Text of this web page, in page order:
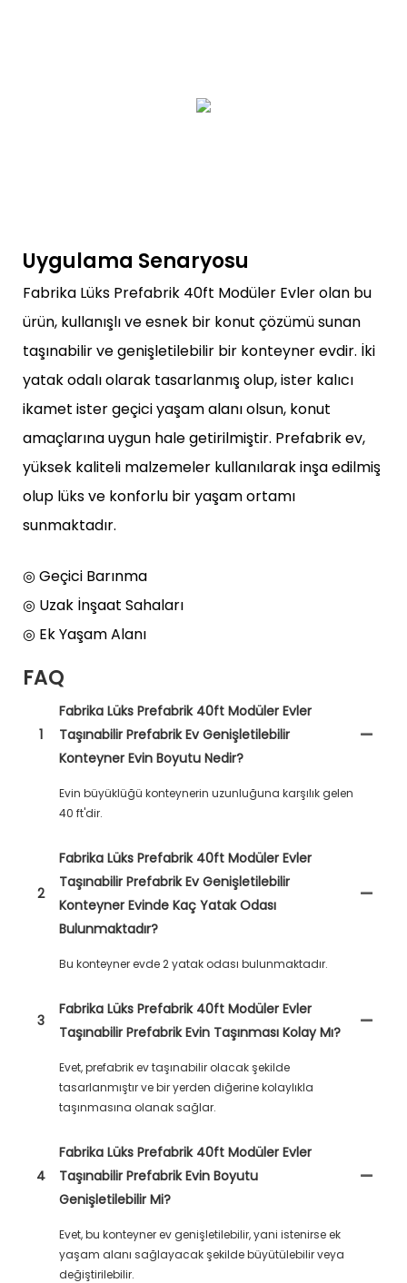
Uygulama Senaryosu
Fabrika Lüks Prefabrik 40ft Modüler Evler olan bu
ürün, kullanışlı ve esnek bir konut çözümü sunan
taşınabilir ve genişletilebilir bir konteyner evdir. İki
yatak odalı olarak tasarlanmış olup, ister kalıcı
ikamet ister geçici yaşam alanı olsun, konut
amaçlarına uygun hale getirilmiştir. Prefabrik ev,
yüksek kaliteli malzemeler kullanılarak inşa edilmiş
olup lüks ve konforlu bir yaşam ortamı
sunmaktadır.
◎ Geçici Barınma
◎ Uzak İnşaat Sahaları
◎ Ek Yaşam Alanı
FAQ
1
Fabrika Lüks Prefabrik 40ft Modüler Evler
Taşınabilir Prefabrik Ev Genişletilebilir
Konteyner Evin Boyutu Nedir?
Evin büyüklüğü konteynerin uzunluğuna karşılık gelen
40 ft'dir.
2
Fabrika Lüks Prefabrik 40ft Modüler Evler
Taşınabilir Prefabrik Ev Genişletilebilir
Konteyner Evinde Kaç Yatak Odası
Bulunmaktadır?
Bu konteyner evde 2 yatak odası bulunmaktadır.
3
Fabrika Lüks Prefabrik 40ft Modüler Evler
Taşınabilir Prefabrik Evin Taşınması Kolay Mı?
Evet, prefabrik ev taşınabilir olacak şekilde
tasarlanmıştır ve bir yerden diğerine kolaylıkla
taşınmasına olanak sağlar.
4
Fabrika Lüks Prefabrik 40ft Modüler Evler
Taşınabilir Prefabrik Evin Boyutu
Genişletilebilir Mi?
Evet, bu konteyner ev genişletilebilir, yani istenirse ek
yaşam alanı sağlayacak şekilde büyütülebilir veya
değiştirilebilir.